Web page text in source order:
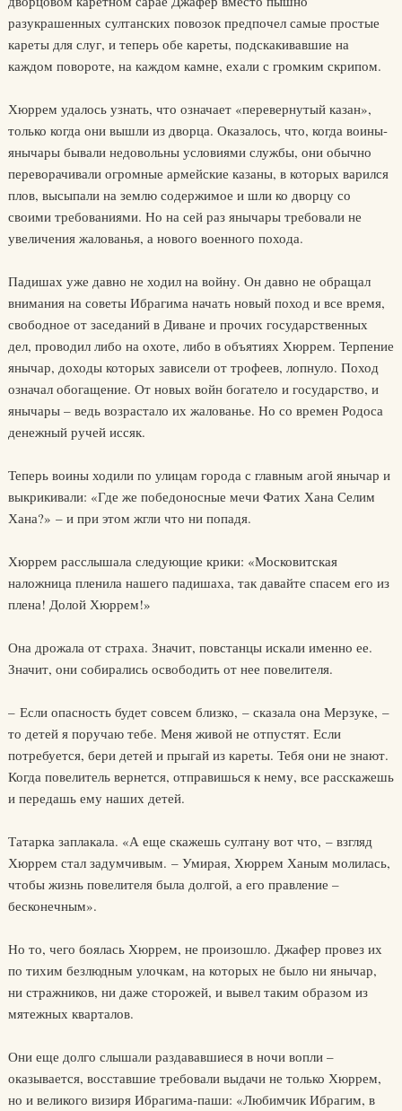
разукрашенных султанских повозок предпочел самые простые
кареты для слуг, и теперь обе кареты, подскакивавшие на
каждом повороте, на каждом камне, ехали с громким скрипом.
Хюррем удалось узнать, что означает «перевернутый казан»,
только когда они вышли из дворца. Оказалось, что, когда воины-
янычары бывали недовольны условиями службы, они обычно
переворачивали огромные армейские казаны, в которых варился
плов, высыпали на землю содержимое и шли ко дворцу со
своими требованиями. Но на сей раз янычары требовали не
увеличения жалованья, а нового военного похода.
Падишах уже давно не ходил на войну. Он давно не обращал
внимания на советы Ибрагима начать новый поход и все время,
свободное от заседаний в Диване и прочих государственных
дел, проводил либо на охоте, либо в объятиях Хюррем. Терпение
янычар, доходы которых зависели от трофеев, лопнуло. Поход
означал обогащение. От новых войн богатело и государство, и
янычары – ведь возрастало их жалованье. Но со времен Родоса
денежный ручей иссяк.
Теперь воины ходили по улицам города с главным агой янычар и
выкрикивали: «Где же победоносные мечи Фатих Хана Селим
Хана?» – и при этом жгли что ни попадя.
Хюррем расслышала следующие крики: «Московитская
наложница пленила нашего падишаха, так давайте спасем его из
плена! Долой Хюррем!»
Она дрожала от страха. Значит, повстанцы искали именно ее.
Значит, они собирались освободить от нее повелителя.
– Если опасность будет совсем близко, – сказала она Мерзуке, –
то детей я поручаю тебе. Меня живой не отпустят. Если
потребуется, бери детей и прыгай из кареты. Тебя они не знают.
Когда повелитель вернется, отправишься к нему, все расскажешь
и передашь ему наших детей.
Татарка заплакала. «А еще скажешь султану вот что, – взгляд
Хюррем стал задумчивым. – Умирая, Хюррем Ханым молилась,
чтобы жизнь повелителя была долгой, а его правление –
бесконечным».
Но то, чего боялась Хюррем, не произошло. Джафер провез их
по тихим безлюдным улочкам, на которых не было ни янычар,
ни стражников, ни даже сторожей, и вывел таким образом из
мятежных кварталов.
Они еще долго слышали раздававшиеся в ночи вопли –
оказывается, восставшие требовали выдачи не только Хюррем,
но и великого визиря Ибрагима-паши: «Любимчик Ибрагим, в